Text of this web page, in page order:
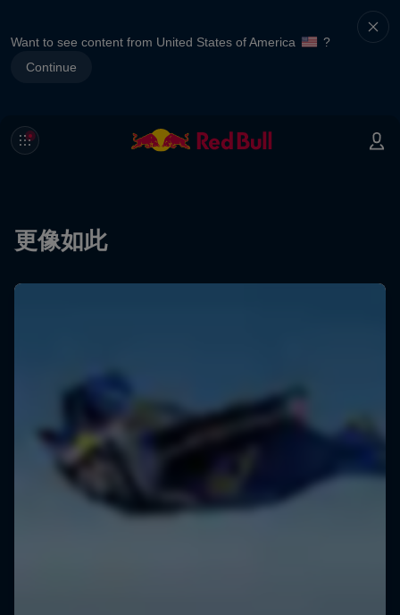
Want to see content from United States of America
?
Continue
更像如此